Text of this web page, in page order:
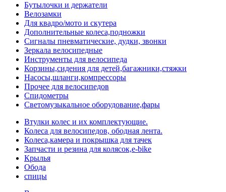
Бутылочки и держатели
Велозамки
Для квадро/мото и скутера
Дополнительные колеса,подножки
Сигналы пневматические, дудки, звонки
Зеркала велосипедные
Инструменты для велосипеда
Корзины,сидения для детей,багажники,стяжки
Насосы,шланги,компрессоры
Прочее для велосипедов
Спидометры
Светомузыкальное оборудование,фары
Втулки колес и их комплектующие.
Колеса для велосипедов, ободная лента.
Колеса,камера и покрышка для тачек
Запчасти и резина для колясок,e-bike
Крылья
Обода
спицы